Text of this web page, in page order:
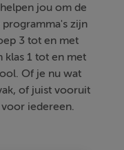
jou om de
zijn
3 tot en met
klas 1 tot en met
Of je nu wat
of juist vooruit
iedereen.